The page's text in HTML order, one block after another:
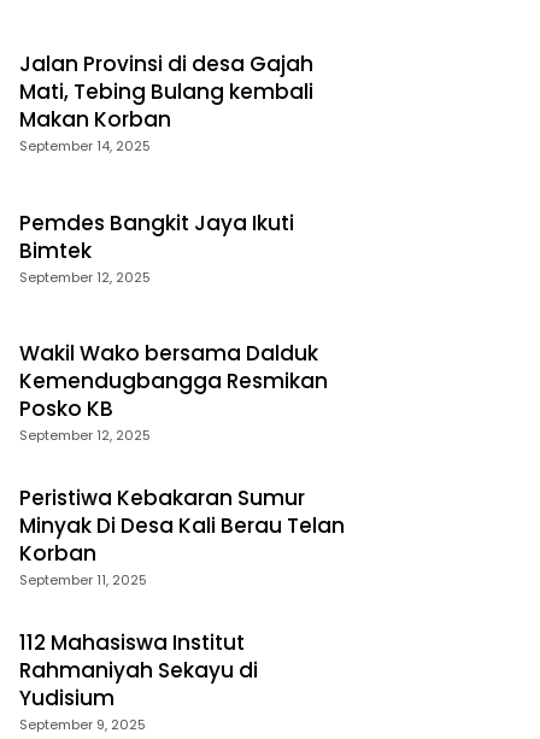
Jalan Provinsi di desa Gajah
Mati, Tebing Bulang kembali
Makan Korban
September 14, 2025
Pemdes Bangkit Jaya Ikuti
Bimtek
September 12, 2025
Wakil Wako bersama Dalduk
Kemendugbangga Resmikan
Posko KB
September 12, 2025
Peristiwa Kebakaran Sumur
Minyak Di Desa Kali Berau Telan
Korban
September 11, 2025
112 Mahasiswa Institut
Rahmaniyah Sekayu di
Yudisium
September 9, 2025